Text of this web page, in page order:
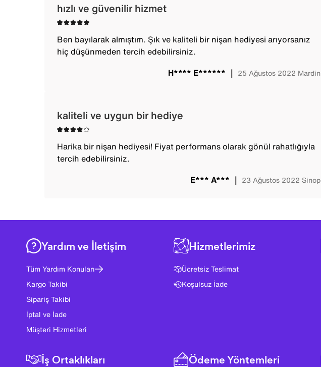
hızlı ve güvenilir hizmet
Ben bayılarak almıştım. Şık ve kaliteli bir nişan hediyesi arıyorsanız
hiç düşünmeden tercih edebilirsiniz.
H**** E****** ｜ 25 Ağustos 2022 Mardin
kaliteli ve uygun bir hediye
Harika bir nişan hediyesi! Fiyat performans olarak gönül rahatlığıyla
tercih edebilirsiniz.
E*** A*** ｜ 23 Ağustos 2022 Sinop
Yardım ve İletişim
Tüm Yardım Konuları
Kargo Takibi
Sipariş Takibi
İptal ve İade
Müşteri Hizmetleri
İş Ortaklıkları
Hizmetlerimiz
Ücretsiz Teslimat
Koşulsuz İade
Ödeme Yöntemleri